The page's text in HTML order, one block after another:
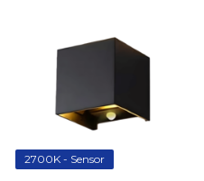
2700K - Sensor